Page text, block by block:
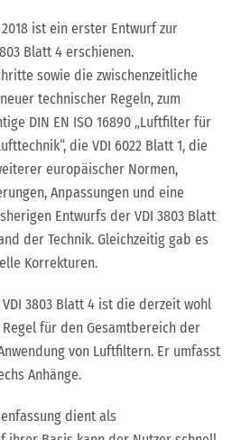
ist ein erster Entwurf zur
Blatt 4 erschienen.
sowie die zwischenzeitliche
technischer Regeln, zum
DIN EN ISO 16890 „Luftfilter für
die VDI 6022 Blatt 1, die
europäischer Normen,
Anpassungen und eine
Entwurfs der VDI 3803 Blatt
der Technik. Gleichzeitig gab es
Korrekturen.
3803 Blatt 4 ist die derzeit wohl
für den Gesamtbereich der
von Luftfiltern. Er umfasst
Anhänge.
dient als